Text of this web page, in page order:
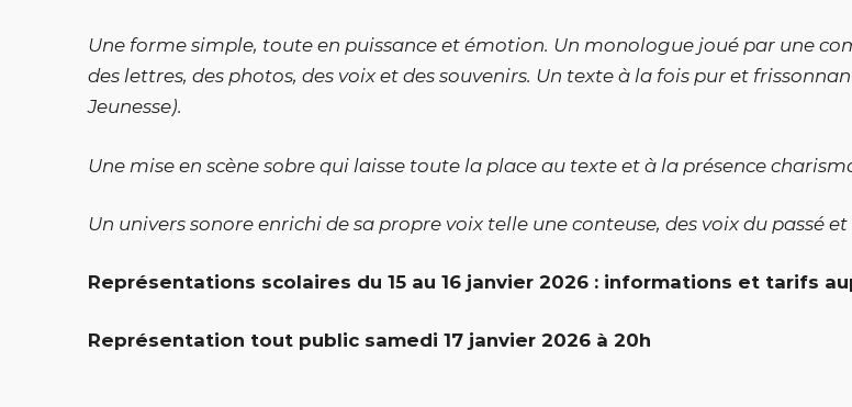
Une forme simple, toute en puissance et émotion. Un monologue joué par une
des lettres, des photos, des voix et des souvenirs. Un texte à la fois pur et
Jeunesse).
Une mise en scène sobre qui laisse toute la place au texte et à la présence
Un univers sonore enrichi de sa propre voix telle une conteuse, des voix du passé et
Représentations scolaires du 15 au 16 janvier 2026 : informations et tarifs
Représentation tout public samedi 17 janvier 2026 à 20h